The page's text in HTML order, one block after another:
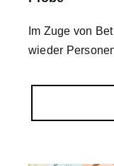
Im Zuge von
wieder